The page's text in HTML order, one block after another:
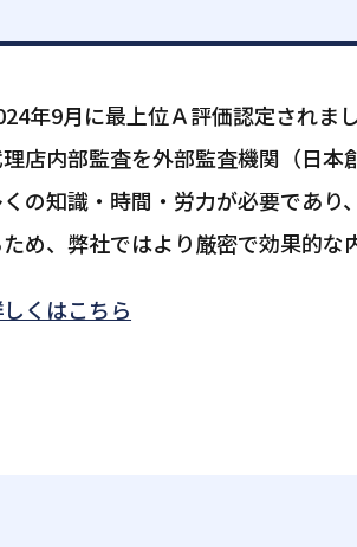
年9月に最上位Ａ評価認定されまし
店内部監査を外部監査機関（日
の知識・時間・労力が必要であ
め、弊社ではより厳密で効果的な
くはこちら